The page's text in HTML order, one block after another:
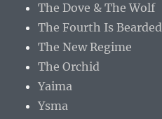
The Dove & The Wolf
The Fourth Is Bearded
The New Regime
The Orchid
Yaima
Ysma